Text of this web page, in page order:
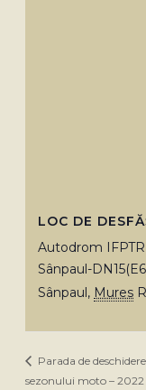
LOC DE
Autodrom IFPTR
Sânpaul-
Sânpaul, Mures
Parada de
sezonului moto – 2022